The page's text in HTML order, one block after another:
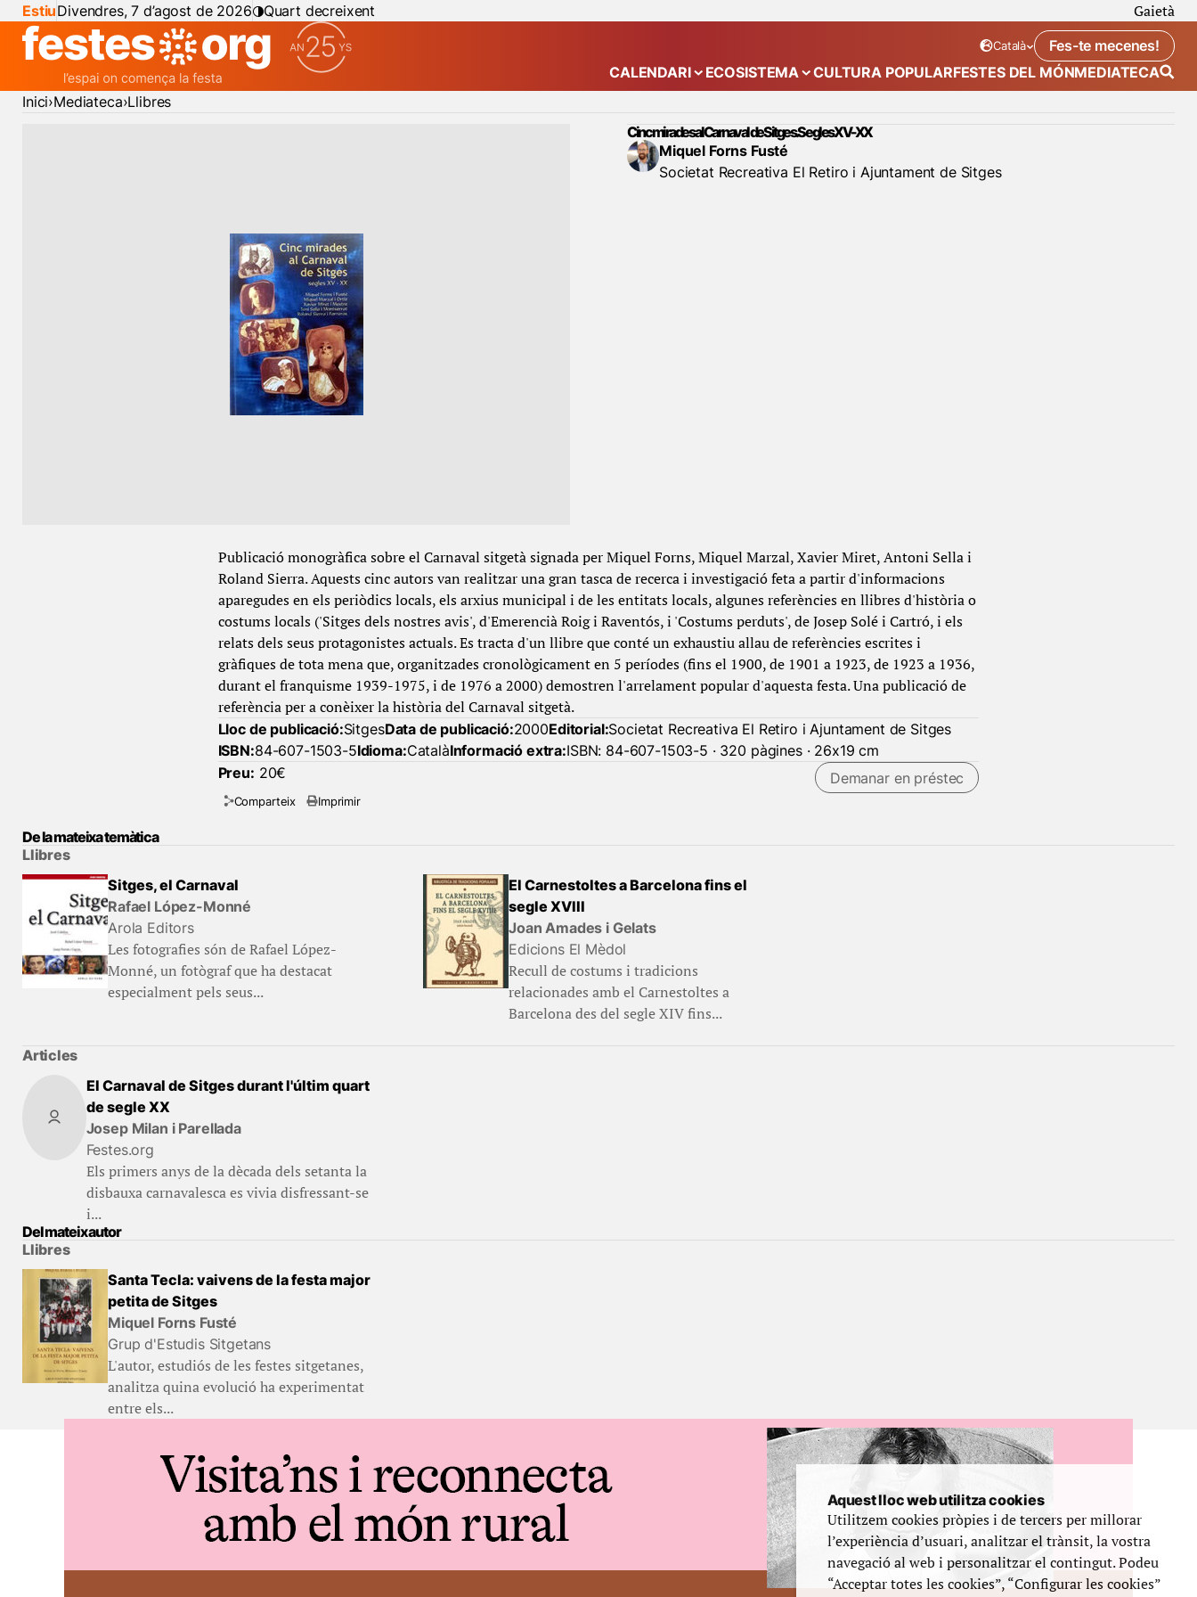
EstiuDivendres, 7 d’agost de 2026 Quart decreixent Gaietà
Idioma seleccionat:
Català
. Canviar idiomaFes-te mecenes!
CALENDARI Mostra el submenú de “Calendari”
ECOSISTEMA Mostra el submenú de “Ecosistema”
CULTURA POPULARFESTES DEL MÓNMEDIATECA
Inici Mediateca Llibres
Cinc mirades al Carnaval de Sitges. Segles XV-XX
Miquel Forns Fusté
Societat Recreativa El Retiro i Ajuntament de Sitges
Publicació monogràfica sobre el Carnaval sitgetà signada per Miquel Forns, Miquel Marzal, Xavier Miret, Antoni Sella i
Roland Sierra. Aquests cinc autors van realitzar una gran tasca de recerca i investigació feta a partir d'informacions
aparegudes en els periòdics locals, els arxius municipal i de les entitats locals, algunes referències en llibres d'història o
costums locals ('Sitges dels nostres avis', d'Emerencià Roig i Raventós, i 'Costums perduts', de Josep Solé i Cartró, i els
relats dels seus protagonistes actuals. Es tracta d'un llibre que conté un exhaustiu allau de referències escrites i
gràfiques de tota mena que, organitzades cronològicament en 5 períodes (fins el 1900, de 1901 a 1923, de 1923 a 1936,
durant el franquisme 1939-1975, i de 1976 a 2000) demostren l'arrelament popular d'aquesta festa. Una publicació de
referència per a conèixer la història del Carnaval sitgetà.
Lloc de publicació:SitgesData de publicació:2000Editorial:Societat Recreativa El Retiro i Ajuntament de Sitges
ISBN:84-607-1503-5Idioma:CatalàInformació extra:ISBN: 84-607-1503-5 · 320 pàgines · 26x19 cm
Preu: 20€ Demanar en préstec
Comparteix Imprimir
De la mateixa temàtica
Llibres
Sitges, el Carnaval
Rafael López-Monné
Arola Editors
Les fotografies són de Rafael López-
Monné, un fotògraf que ha destacat
especialment pels seus...
El Carnestoltes a Barcelona fins el
segle XVIII
Joan Amades i Gelats
Edicions El Mèdol
Recull de costums i tradicions
relacionades amb el Carnestoltes a
Barcelona des del segle XIV fins...
Articles
El Carnaval de Sitges durant l'últim quart
de segle XX
Josep Milan i Parellada
Festes.org
Els primers anys de la dècada dels setanta la
disbauxa carnavalesca es vivia disfressant-se
i...
Del mateix autor
Llibres
Santa Tecla: vaivens de la festa major
petita de Sitges
Miquel Forns Fusté
Grup d'Estudis Sitgetans
L'autor, estudiós de les festes sitgetanes,
analitza quina evolució ha experimentat
entre els...
Aquest lloc web utilitza cookies
Utilitzem cookies pròpies i de tercers per millorar
l’experiència d’usuari, analitzar el trànsit, la vostra
navegació al web i personalitzar el contingut. Podeu
“Acceptar totes les cookies”, “Configurar les cookies”